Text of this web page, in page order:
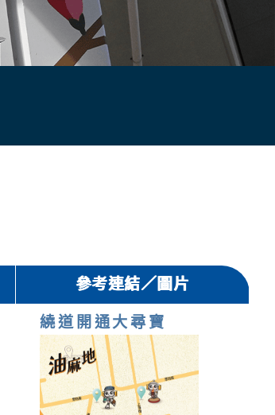
參考連結／圖片
繞道開通大尋寶